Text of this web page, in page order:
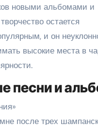
новыми альбомами и
остается
и он
высокие места в
песни и
после трех